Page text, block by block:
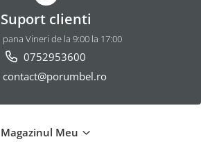
Suport clienti
pana Vineri de la 9:00 la 17:00
0752953600
contact@porumbel.ro
Magazinul Meu